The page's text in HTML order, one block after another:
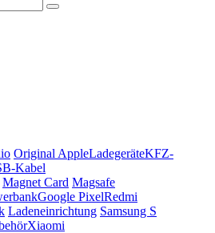
Original AppleLadegeräteKFZ-
Kabel
Magnet Card Magsafe
Google PixelRedmi
Ladeneinrichtung Samsung S
Xiaomi